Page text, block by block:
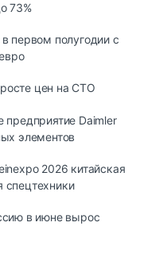
73%
первом полугодии с
цен на СТО
предприятие Daimler
элементов
2026 китайская
в июне вырос